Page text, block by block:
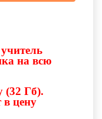
на всю
(32 Гб).
в цену